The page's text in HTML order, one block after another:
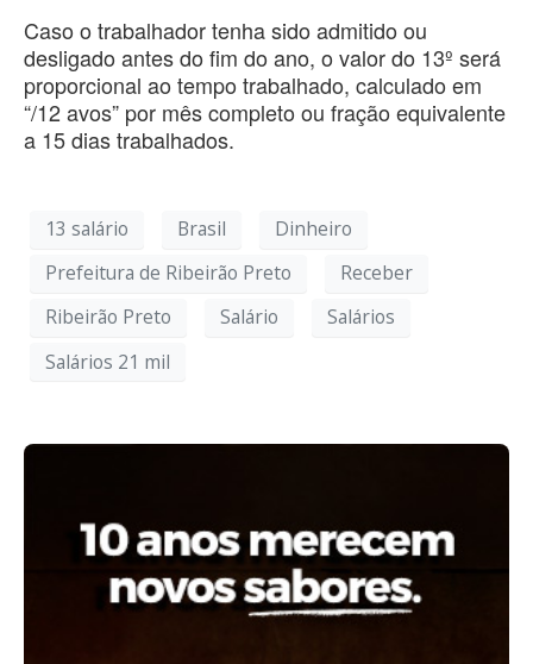
Caso o trabalhador tenha sido admitido ou
desligado antes do fim do ano, o valor do 13º será
proporcional ao tempo trabalhado, calculado em
“/12 avos” por mês completo ou fração equivalente
a 15 dias trabalhados.
13 salário Brasil
Dinheiro
Prefeitura de Ribeirão Preto
Receber
Ribeirão Preto
Salário
Salários
Salários 21 mil